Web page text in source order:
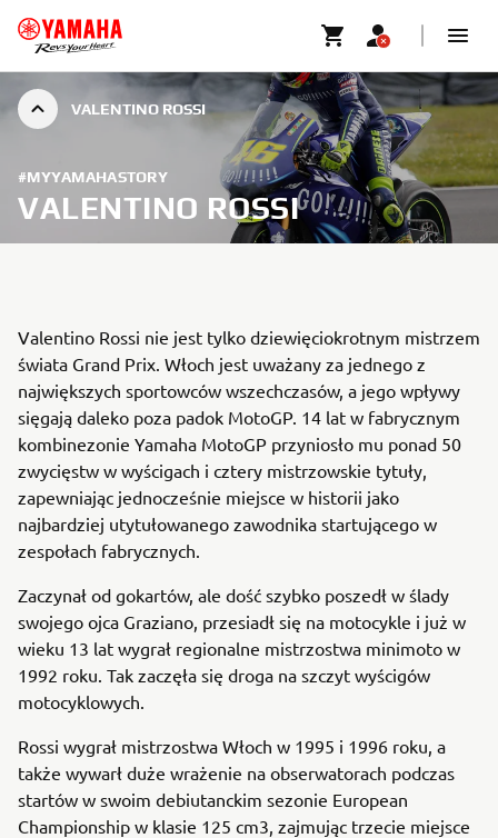
VALENTINO ROSSI
#MYYAMAHASTORY
VALENTINO ROSSI
Valentino Rossi nie jest tylko dziewięciokrotnym mistrzem
świata Grand Prix. Włoch jest uważany za jednego z
największych sportowców wszechczasów, a jego wpływy
sięgają daleko poza padok MotoGP. 14 lat w fabrycznym
kombinezonie Yamaha MotoGP przyniosło mu ponad 50
zwycięstw w wyścigach i cztery mistrzowskie tytuły,
zapewniając jednocześnie miejsce w historii jako
najbardziej utytułowanego zawodnika startującego w
zespołach fabrycznych.
Zaczynał od gokartów, ale dość szybko poszedł w ślady
swojego ojca Graziano, przesiadł się na motocykle i już w
wieku 13 lat wygrał regionalne mistrzostwa minimoto w
1992 roku. Tak zaczęła się droga na szczyt wyścigów
motocyklowych.
Rossi wygrał mistrzostwa Włoch w 1995 i 1996 roku, a
także wywarł duże wrażenie na obserwatorach podczas
startów w swoim debiutanckim sezonie European
Championship w klasie 125 cm3, zajmując trzecie miejsce